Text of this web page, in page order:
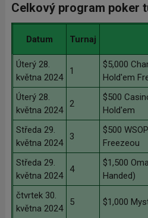
Celkový program poker
Datum Turnaj
Úterý 28.
května 2024
1
$5,000
Hold'em
Úterý 28.
května 2024
2
$500
Hold'em
Středa 29.
května 2024
3
$500
Freezeou
Středa 29.
května 2024
4
$1,500
Handed)
čtvrtek 30.
května 2024
5 $1,000